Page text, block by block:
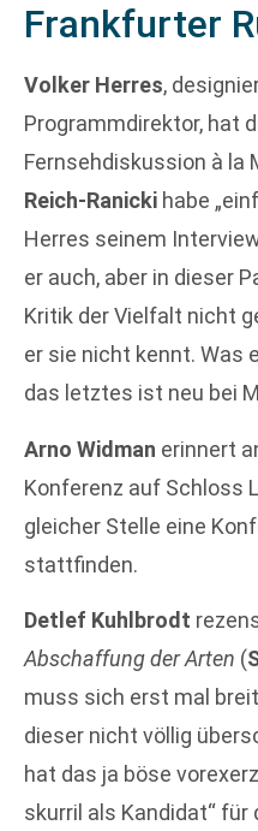
Frankfurter
Volker Herres,
Programmdirektor, hat
Fernsehdiskussion à la
Reich-Ranicki habe
Herres seinem
er auch, aber in dieser
Kritik der Vielfalt nicht
er sie nicht kennt. Was
das letztes ist neu bei
Arno Widman erinnert
Konferenz auf Schloss
gleicher Stelle eine
stattfinden.
Detlef Kuhlbrodt
Abschaffung der Arten (
muss sich erst mal
dieser nicht völlig
hat das ja böse
skurril als Kandidat“